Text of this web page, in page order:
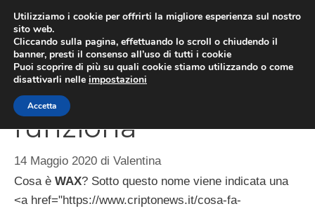
contenuto
WAX, cosa è e come
funziona
14 Maggio 2020 di Valentina
Cosa è WAX? Sotto questo nome viene indicata una
<a href="https://www.criptonews.it/cosa-fa-
Utilizziamo i cookie per offrirti la migliore esperienza sul nostro
sito web.
Cliccando sulla pagina, effettuando lo scroll o chiudendo il
banner, presti il consenso all’uso di tutti i cookie
Puoi scoprire di più su quali cookie stiamo utilizzando o come
disattivarli nelle impostazioni
Accetta